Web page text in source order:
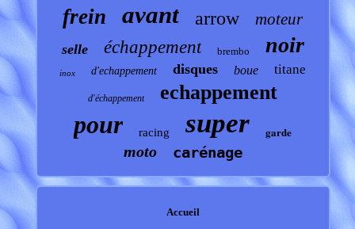
frein avant arrow moteur
selle échappement brembo noir
inox d'echappement disques boue titane
d'échappement echappement
pour racing super garde
moto carénage
Accueil